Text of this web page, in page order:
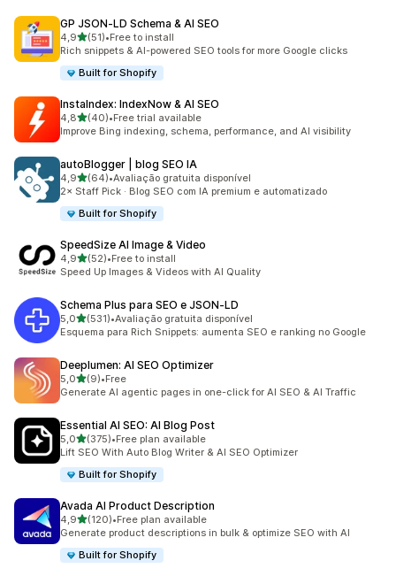
GP JSON‑LD Schema & AI SEO
4,9de 5 estrelas
(51)
51 total de avaliações
•Free to install
Rich snippets & AI-powered SEO tools for more Google clicks
Built for Shopify
InstaIndex: IndexNow & AI SEO
4,8de 5 estrelas
(40)
40 total de avaliações
•Free trial available
Improve Bing indexing, schema, performance, and AI visibility
autoBlogger | blog SEO IA
4,9de 5 estrelas
(64)
64 total de avaliações
•Avaliação gratuita disponível
2× Staff Pick · Blog SEO com IA premium e automatizado
Built for Shopify
SpeedSize AI Image & Video
4,9de 5 estrelas
(52)
52 total de avaliações
•Free to install
Speed Up Images & Videos with AI Quality
Schema Plus para SEO e JSON‑LD
5,0de 5 estrelas
(531)
531 total de avaliações
•Avaliação gratuita disponível
Esquema para Rich Snippets: aumenta SEO e ranking no Google
Deeplumen: AI SEO Optimizer
5,0de 5 estrelas
(9)
9 total de avaliações
•Free
Generate AI agentic pages in one-click for AI SEO & AI Traffic
Essential AI SEO: AI Blog Post
5,0de 5 estrelas
(375)
375 total de avaliações
•Free plan available
Lift SEO With Auto Blog Writer & AI SEO Optimizer
Built for Shopify
Avada AI Product Description
4,9de 5 estrelas
(120)
120 total de avaliações
•Free plan available
Generate product descriptions in bulk & optimize SEO with AI
Built for Shopify